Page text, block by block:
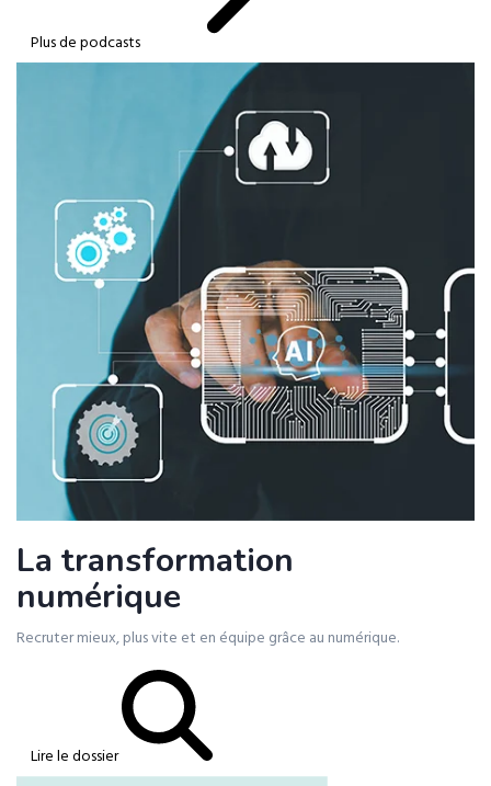
Plus de podcasts
La transformation
numérique
Recruter mieux, plus vite et en équipe grâce au numérique.
Lire le dossier